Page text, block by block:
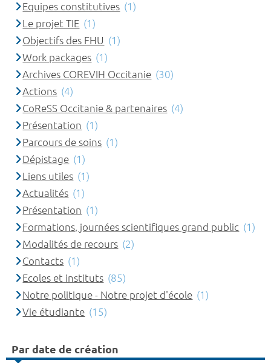
Equipes constitutives (1)
Le projet TIE (1)
Objectifs des FHU (1)
Work packages (1)
Archives COREVIH Occitanie (30)
Actions (4)
CoReSS Occitanie & partenaires (4)
Présentation (1)
Parcours de soins (1)
Dépistage (1)
Liens utiles (1)
Actualités (1)
Présentation (1)
Formations, journées scientifiques grand public (1)
Modalités de recours (2)
Contacts (1)
Ecoles et instituts (85)
Notre politique - Notre projet d'école (1)
Vie étudiante (15)
Par date de création